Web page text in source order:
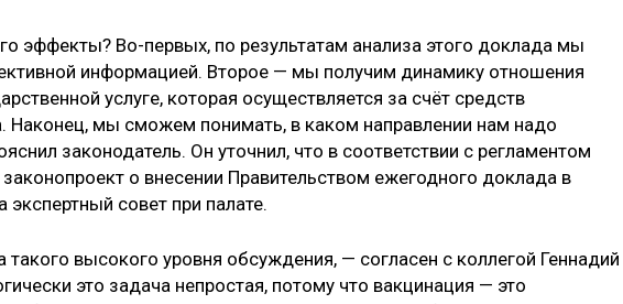
эффекты? Во-первых, по результатам анализа этого доклада мы
информацией. Второе — мы получим динамику отношения
услуге, которая осуществляется за счёт средств
Наконец, мы сможем понимать, в каком направлении нам надо
законодатель. Он уточнил, что в соответствии с регламентом
законопроект о внесении Правительством ежегодного доклада в
экспертный совет при палате.
такого высокого уровня обсуждения, — согласен с коллегой Геннадий
это задача непростая, потому что вакцинация — это